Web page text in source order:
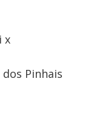
x
Pinhais